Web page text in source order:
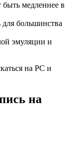
медленнее в
для большинства
эмуляции и
на PC и
на